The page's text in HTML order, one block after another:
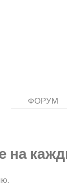
ФОРУМ
на